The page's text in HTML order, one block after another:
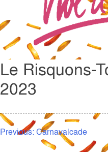
Le Risquons-
2023
NAVIGATION
Previous:Carnavalcade